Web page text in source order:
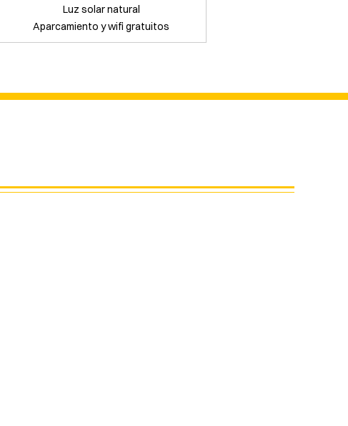
Luz solar natural
Aparcamiento y wifi gratuitos